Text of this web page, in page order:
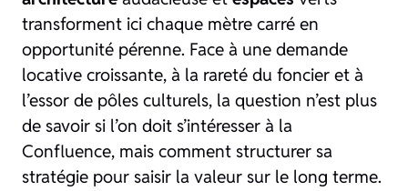
transforment ici chaque mètre carré en
opportunité pérenne. Face à une demande
locative croissante, à la rareté du foncier et à
l’essor de pôles culturels, la question n’est plus
de savoir si l’on doit s’intéresser à la
Confluence, mais comment structurer sa
stratégie pour saisir la valeur sur le long terme.